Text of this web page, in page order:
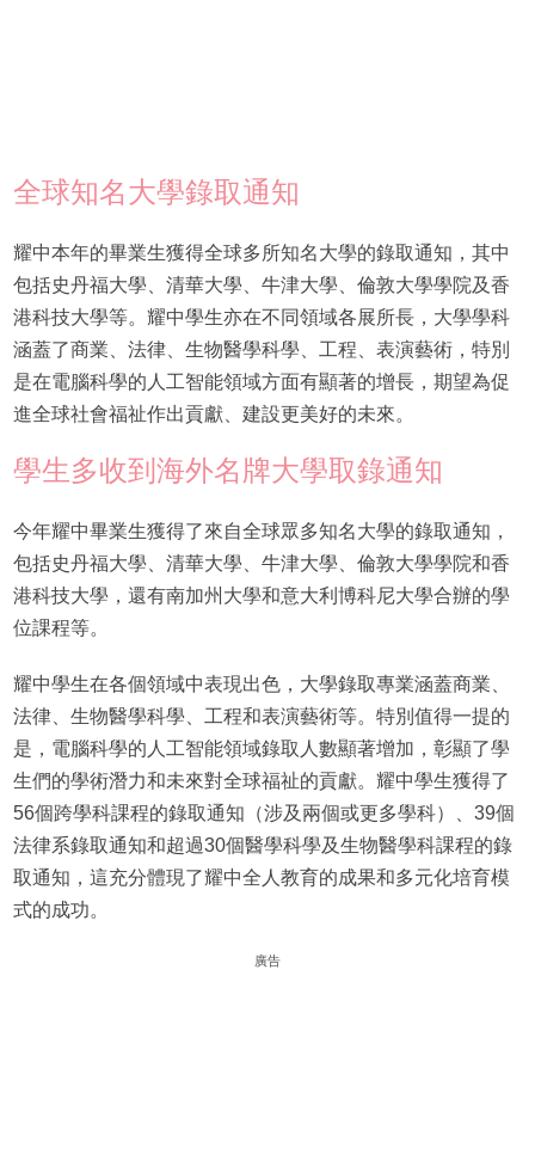
全球知名大學錄取通知
耀中本年的畢業生獲得全球多所知名大學的錄取通知，其中
包括史丹福大學、清華大學、牛津大學、倫敦大學學院及香
港科技大學等。耀中學生亦在不同領域各展所長，大學學科
涵蓋了商業、法律、生物醫學科學、工程、表演藝術，特別
是在電腦科學的人工智能領域方面有顯著的增長，期望為促
進全球社會福祉作出貢獻、建設更美好的未來。
學生多收到海外名牌大學取錄通知
今年耀中畢業生獲得了來自全球眾多知名大學的錄取通知，
包括史丹福大學、清華大學、牛津大學、倫敦大學學院和香
港科技大學，還有南加州大學和意大利博科尼大學合辦的學
位課程等。
耀中學生在各個領域中表現出色，大學錄取專業涵蓋商業、
法律、生物醫學科學、工程和表演藝術等。特別值得一提的
是，電腦科學的人工智能領域錄取人數顯著增加，彰顯了學
生們的學術潛力和未來對全球福祉的貢獻。耀中學生獲得了
56個跨學科課程的錄取通知（涉及兩個或更多學科）、39個
法律系錄取通知和超過30個醫學科學及生物醫學科課程的錄
取通知，這充分體現了耀中全人教育的成果和多元化培育模
式的成功。
廣告